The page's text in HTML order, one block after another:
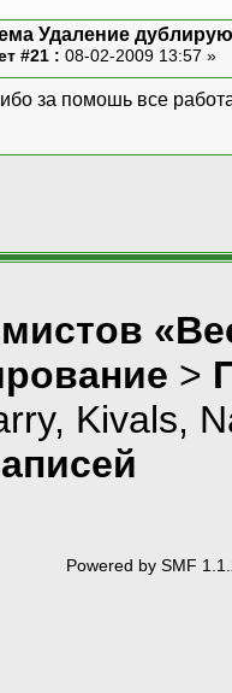
Удаление
#21 : 08-02-2009 13:57 »
за помошь все
>
, Kivals,
Powered by SMF